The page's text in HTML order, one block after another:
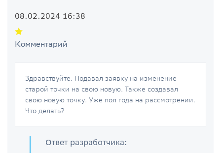
08.02.2024 16:38
Комментарий
Здравствуйте. Подавал заявку на изменение
старой точки на свою новую. Также создавал
свою новую точку. Уже пол года на рассмотрении.
Что делать?
Ответ разработчика: